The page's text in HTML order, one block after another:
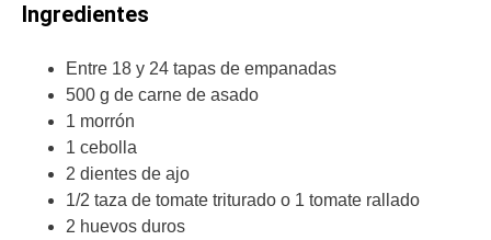
Ingredientes
Entre 18 y 24 tapas de empanadas
500 g de carne de asado
1 morrón
1 cebolla
2 dientes de ajo
1/2 taza de tomate triturado o 1 tomate rallado
2 huevos duros